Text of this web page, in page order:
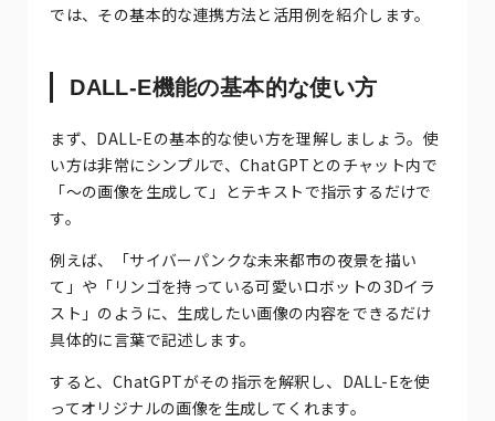
では、その基本的な連携方法と活用例を紹介します。
DALL-E機能の基本的な使い方
まず、DALL-Eの基本的な使い方を理解しましょう。使
い方は非常にシンプルで、ChatGPTとのチャット内で
「〜の画像を生成して」とテキストで指示するだけで
す。
例えば、「サイバーパンクな未来都市の夜景を描い
て」や「リンゴを持っている可愛いロボットの3Dイラ
スト」のように、生成したい画像の内容をできるだけ
具体的に言葉で記述します。
すると、ChatGPTがその指示を解釈し、DALL-Eを使
ってオリジナルの画像を生成してくれます。